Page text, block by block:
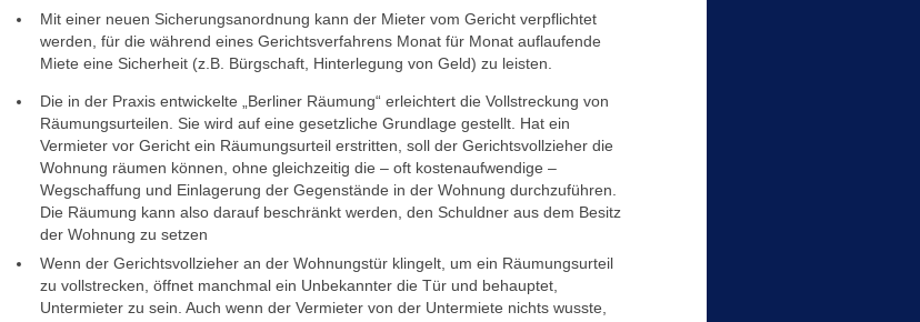
Mit einer neuen Sicherungsanordnung kann der Mieter vom Gericht verpflichtet
werden, für die während eines Gerichtsverfahrens Monat für Monat auflaufende
Miete eine Sicherheit (z.B. Bürgschaft, Hinterlegung von Geld) zu leisten.
Die in der Praxis entwickelte „Berliner Räumung“ erleichtert die Vollstreckung von
Räumungsurteilen. Sie wird auf eine gesetzliche Grundlage gestellt. Hat ein
Vermieter vor Gericht ein Räumungsurteil erstritten, soll der Gerichtsvollzieher die
Wohnung räumen können, ohne gleichzeitig die – oft kostenaufwendige –
Wegschaffung und Einlagerung der Gegenstände in der Wohnung durchzuführen.
Die Räumung kann also darauf beschränkt werden, den Schuldner aus dem Besitz
der Wohnung zu setzen
Wenn der Gerichtsvollzieher an der Wohnungstür klingelt, um ein Räumungsurteil
zu vollstrecken, öffnet manchmal ein Unbekannter die Tür und behauptet,
Untermieter zu sein. Auch wenn der Vermieter von der Untermiete nichts wusste,